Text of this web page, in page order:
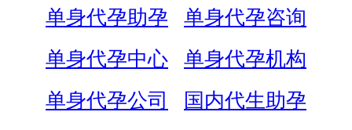
单身代孕助孕
单身代孕咨询
单身代孕中心
单身代孕机构
单身代孕公司
国内代生助孕